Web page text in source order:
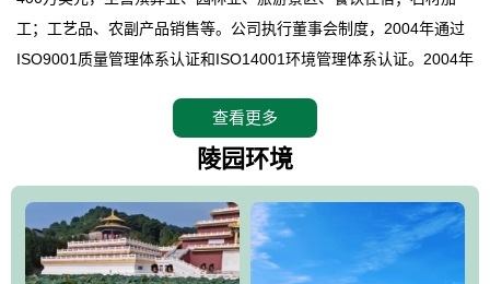
工；工艺品、农副产品销售等。公司执行董事会制度，2004年通过
ISO9001质量管理体系认证和ISO14001环境管理体系认证。2004年
拥有4A级旅游区头衔的花园式陵园，园内建有四星级酒店一座。
万佛园位于遵化市境内，座落在世界文化遗产清东陵地形墙内，地
形绝佳，地理位置优越，交通便利。公司以“建设全国顶级人生后花
园、打造佛教精品旅游圣地”为目标，以海外归侨、国内外知名人士
的墓地安葬、祭祀吊亡并结合旅游参观构成其主要使用功能；以苍
郁绚丽、优雅宜人的园林景观构成其外部形象。通过墓园建设与造
查看更多
陵园环境